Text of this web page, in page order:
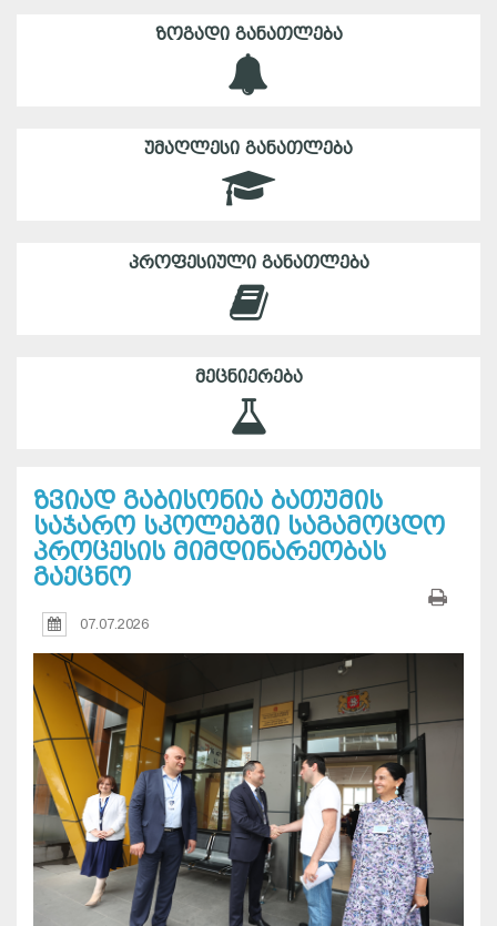
ᲖᲝᲒᲐᲓᲘ ᲒᲐᲜᲐᲗᲚᲔᲑᲐ
ᲣᲛᲐᲦᲚᲔᲡᲘ ᲒᲐᲜᲐᲗᲚᲔᲑᲐ
ᲞᲠᲝᲤᲔᲡᲘᲣᲚᲘ ᲒᲐᲜᲐᲗᲚᲔᲑᲐ
ᲛᲔᲪᲜᲘᲔᲠᲔᲑᲐ
ზვიად გაბისონია ბათუმის
საჯარო სკოლებში საგამოცდო
პროცესის მიმდინარეობას
გაეცნო
07.07.2026